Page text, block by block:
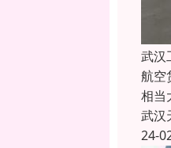
武汉
航空
相当
武汉
24-